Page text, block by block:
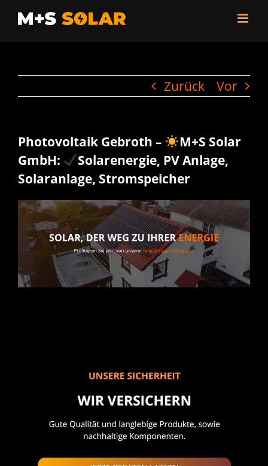
Zum
Inhalt
Zurück Vor
Photovoltaik Gebroth –
M+S Solar
GmbH:
Solarenergie, PV Anlage,
Solaranlage, Stromspeicher